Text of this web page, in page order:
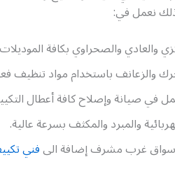
نعمل في:
والعادي والصحراوي بكافة
باستخدام مواد تنظيف
صيانة وإصلاح كافة أعطال
والمبرد والمكثف بسرعة عالية.
غرب مشرف إضافة الىفني